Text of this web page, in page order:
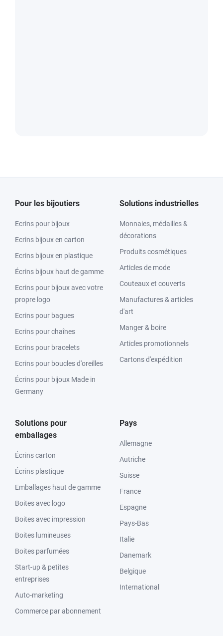
Pour les bijoutiers
Ecrins pour bijoux
Ecrins bijoux en carton
Ecrins bijoux en plastique
Écrins bijoux haut de gamme
Ecrins pour bijoux avec votre
propre logo
Ecrins pour bagues
Ecrins pour chaînes
Ecrins pour bracelets
Ecrins pour boucles d'oreilles
Écrins pour bijoux Made in
Germany
Solutions industrielles
Monnaies, médailles &
décorations
Produits cosmétiques
Articles de mode
Couteaux et couverts
Manufactures & articles
d'art
Manger & boire
Articles promotionnels
Cartons d'expédition
Solutions pour
emballages
Écrins carton
Écrins plastique
Emballages haut de gamme
Boites avec logo
Boites avec impression
Boites lumineuses
Boites parfumées
Start-up & petites
entreprises
Auto-marketing
Commerce par abonnement
Pays
Allemagne
Autriche
Suisse
France
Espagne
Pays-Bas
Italie
Danemark
Belgique
International